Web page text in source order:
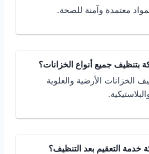
معتمدة وآمنة للصحة.
بتنظيف جميع أنواع الخزانات؟
الخزانات الأرضية والعلوية
خدمة التعقيم بعد التنظيف؟